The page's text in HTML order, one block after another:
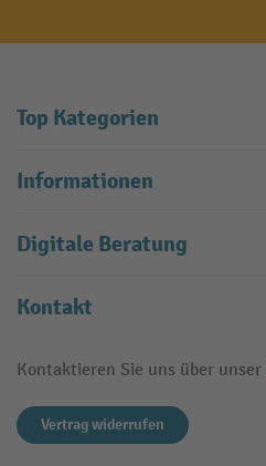
Top Kategorien
Informationen
Digitale Beratung
Kontakt
Kontaktieren Sie uns über unser
Vertrag widerrufen